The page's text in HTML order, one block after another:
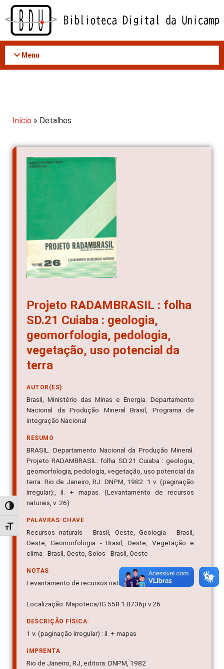
Acessar
conteúdo
Alternar alto contraste
Alternar tamanho da fonte
Menu
Início » Detalhes
Projeto RADAMBRASIL : folha
SD.21 Cuiaba : geologia,
geomorfologia, pedologia,
vegetação, uso potencial da
terra
AUTOR(ES)
Brasil, Ministério das Minas e Energia. Departamento
Nacional da Produção Mineral Brasil, Programa de
integração Nacional
RESUMO
BRASIL. Departamento Nacional da Produção Mineral.
Projeto RADAMBRASIL: folha SD.21 Cuiaba : geologia,
geomorfologia, pedologia, vegetação, uso potencial da
terra. Rio de Janeiro, RJ: DNPM, 1982. 1 v. (paginação
irregular):, il. + mapas. (Levantamento de recursos
naturais, v. 26)
PALAVRAS-CHAVE
Recursos naturais - Brasil, Oeste, Geologia - Brasil,
Oeste, Geomorfologia - Brasil, Oeste, Vegetação e
clima - Brasil, Oeste, Solos - Brasil, Oeste
NOTAS
Levantamento de recursos naturais, v. 26
Localização: Mapoteca/IG 558.1 B736p v.26
DESCRIÇÃO FÍSICA:
1 v. (paginação irregular) : il. + mapas
IMPRENTA
Rio de Janeiro, RJ, editora: DNPM, 1982